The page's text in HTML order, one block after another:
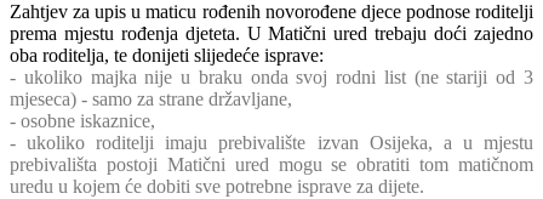
Zahtjev za upis u maticu rođenih novorođene djece podnose roditelji
prema mjestu rođenja djeteta. U Matični ured trebaju doći zajedno
oba roditelja, te donijeti slijedeće isprave:
- ukoliko majka nije u braku onda svoj rodni list (ne stariji od 3
mjeseca) - samo za strane državljane,
- osobne iskaznice,
- ukoliko roditelji imaju prebivalište izvan Osijeka, a u mjestu
prebivališta postoji Matični ured mogu se obratiti tom matičnom
uredu u kojem će dobiti sve potrebne isprave za dijete.